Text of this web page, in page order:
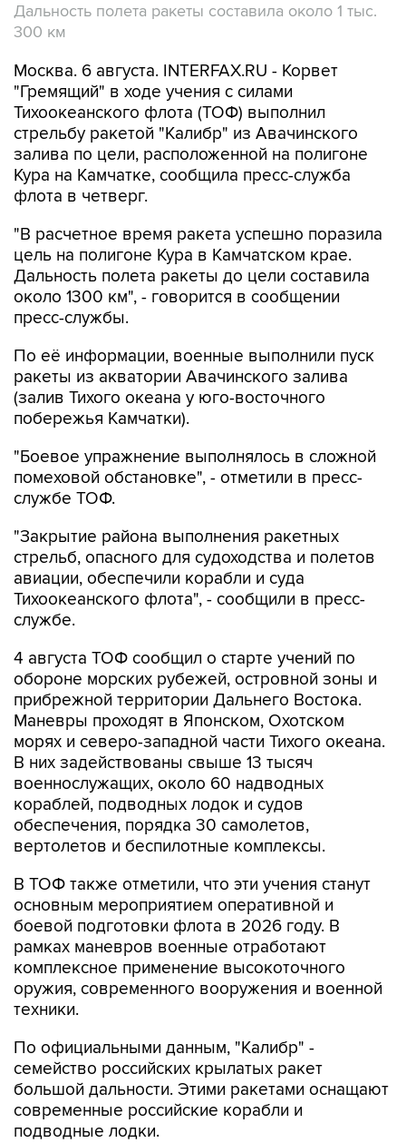
Дальность полета ракеты составила около 1 тыс.
300 км
Москва. 6 августа. INTERFAX.RU - Корвет
"Гремящий" в ходе учения с силами
Тихоокеанского флота (ТОФ) выполнил
стрельбу ракетой "Калибр" из Авачинского
залива по цели, расположенной на полигоне
Кура на Камчатке, сообщила пресс-служба
флота в четверг.
"В расчетное время ракета успешно поразила
цель на полигоне Кура в Камчатском крае.
Дальность полета ракеты до цели составила
около 1300 км", - говорится в сообщении
пресс-службы.
По её информации, военные выполнили пуск
ракеты из акватории Авачинского залива
(залив Тихого океана у юго-восточного
побережья Камчатки).
"Боевое упражнение выполнялось в сложной
помеховой обстановке", - отметили в пресс-
службе ТОФ.
"Закрытие района выполнения ракетных
стрельб, опасного для судоходства и полетов
авиации, обеспечили корабли и суда
Тихоокеанского флота", - сообщили в пресс-
службе.
4 августа ТОФ сообщил о старте учений по
обороне морских рубежей, островной зоны и
прибрежной территории Дальнего Востока.
Маневры проходят в Японском, Охотском
морях и северо-западной части Тихого океана.
В них задействованы свыше 13 тысяч
военнослужащих, около 60 надводных
кораблей, подводных лодок и судов
обеспечения, порядка 30 самолетов,
вертолетов и беспилотные комплексы.
В ТОФ также отметили, что эти учения станут
основным мероприятием оперативной и
боевой подготовки флота в 2026 году. В
рамках маневров военные отработают
комплексное применение высокоточного
оружия, современного вооружения и военной
техники.
По официальными данным, "Калибр" -
семейство российских крылатых ракет
большой дальности. Этими ракетами оснащают
современные российские корабли и
подводные лодки.